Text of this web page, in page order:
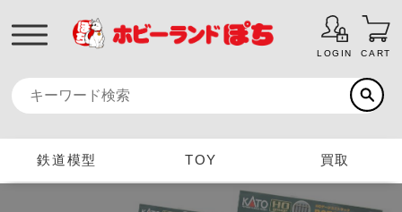
LOGIN CART
鉄道模型 TOY 買取